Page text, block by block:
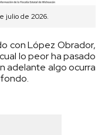
julio de 2026.
con López Obrador,
lo peor ha pasado
adelante algo ocurra